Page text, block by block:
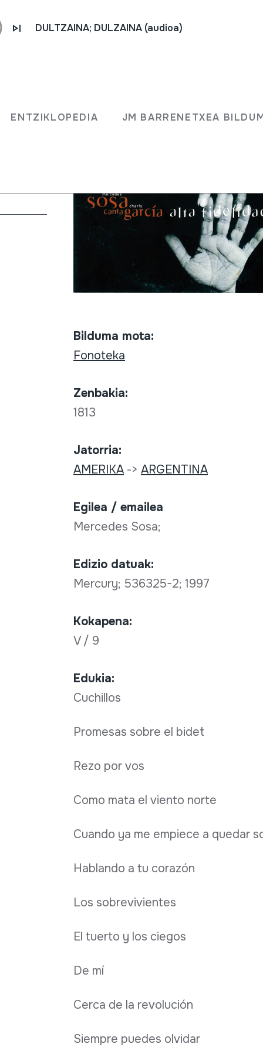
ENTZIKLOPEDIA JM BARRENETXEA
DULTZAINA; DULZAINA (audioa)
Bilduma mota:
Fonoteka
Zenbakia:
1813
Jatorria:
AMERIKA-> ARGENTINA
Egilea / emailea
Mercedes Sosa;
Edizio datuak:
Mercury; 536325-2; 1997
Kokapena:
V / 9
Edukia:
Cuchillos
Promesas sobre el bidet
Rezo por vos
Como mata el viento norte
Cuando ya me empiece a quedar
Hablando a tu corazón
Los sobrevivientes
El tuerto y los ciegos
De mí
Cerca de la revolución
Siempre puedes olvidar